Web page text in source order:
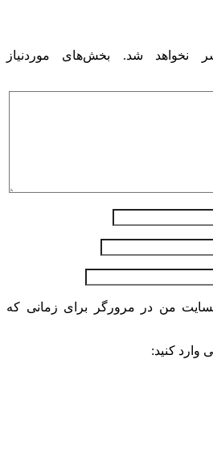
نخواهد شد.
بخش‌های موردنیاز
من در مرورگر برای زمانی که
وارد کنید: